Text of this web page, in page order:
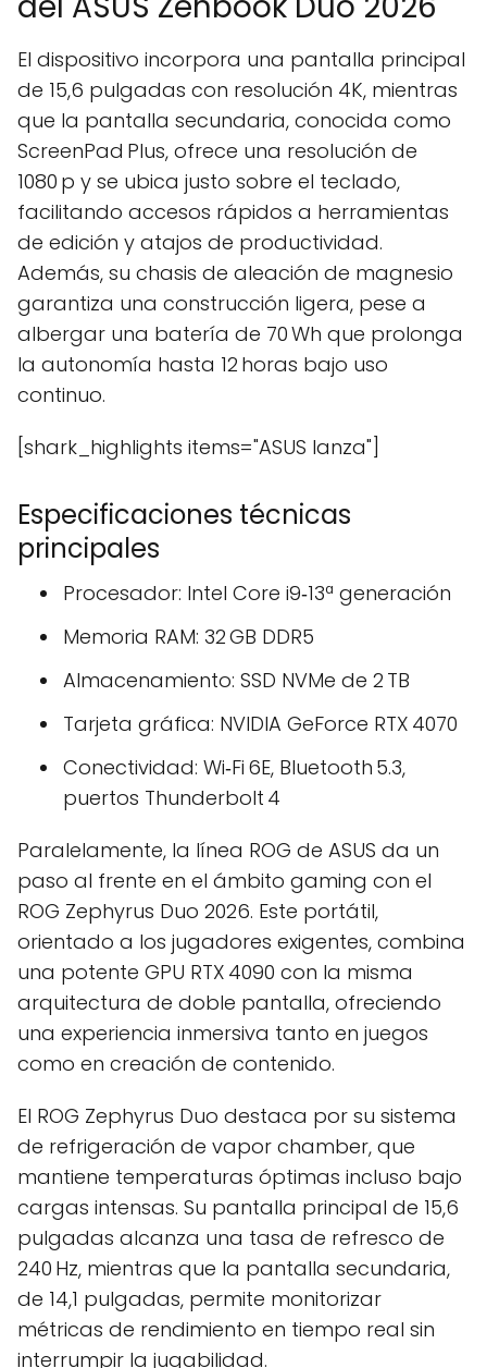
El dispositivo incorpora una pantalla principal
de 15,6 pulgadas con resolución 4K, mientras
que la pantalla secundaria, conocida como
ScreenPad Plus, ofrece una resolución de
1080 p y se ubica justo sobre el teclado,
facilitando accesos rápidos a herramientas
de edición y atajos de productividad.
Además, su chasis de aleación de magnesio
garantiza una construcción ligera, pese a
albergar una batería de 70 Wh que prolonga
la autonomía hasta 12 horas bajo uso
continuo.
[shark_highlights items="ASUS lanza"]
Especificaciones técnicas
principales
Procesador: Intel Core i9‑13ª generación
Memoria RAM: 32 GB DDR5
Almacenamiento: SSD NVMe de 2 TB
Tarjeta gráfica: NVIDIA GeForce RTX 4070
Conectividad: Wi‑Fi 6E, Bluetooth 5.3,
puertos Thunderbolt 4
Paralelamente, la línea ROG de ASUS da un
paso al frente en el ámbito gaming con el
ROG Zephyrus Duo 2026. Este portátil,
orientado a los jugadores exigentes, combina
una potente GPU RTX 4090 con la misma
arquitectura de doble pantalla, ofreciendo
una experiencia inmersiva tanto en juegos
como en creación de contenido.
El ROG Zephyrus Duo destaca por su sistema
de refrigeración de vapor chamber, que
mantiene temperaturas óptimas incluso bajo
cargas intensas. Su pantalla principal de 15,6
pulgadas alcanza una tasa de refresco de
240 Hz, mientras que la pantalla secundaria,
de 14,1 pulgadas, permite monitorizar
métricas de rendimiento en tiempo real sin
interrumpir la jugabilidad.